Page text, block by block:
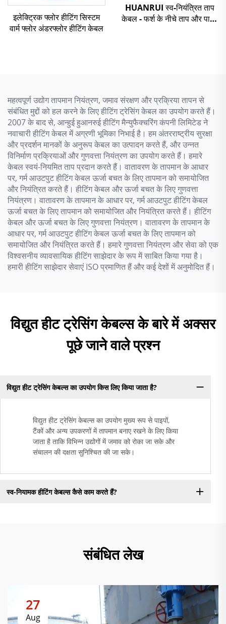
इलेक्ट्रिक फ्लोर हीटिंग सिस्टम
वार्म फ्लोर अंडरफ्लोर हीटिंग केबल
HUANRUI स्व-नियंत्रित ताप
केबल - फर्श के नीचे ताप और पाइप
महत्वपूर्ण उद्योग तापमान नियंत्रण, जमाव संरक्षण और प्रक्रिया तापन से
संबंधित मुद्दों को हल करने के लिए हीटिंग ट्रेसिंग केबल का उपयोग करते हैं।
2007 के बाद से, आन्हुई हुआनरुई हीटिंग मैन्युफैक्चरिंग कंपनी लिमिटेड ने
नवाचारी हीटिंग केबल में अग्रणी भूमिका निभाई है। हम अंतरराष्ट्रीय सुरक्षा
और प्रदर्शन मानकों के अनुरूप केबल का उत्पादन करते हैं, और उन्नत
विनिर्माण प्रक्रियाओं और गुणवत्ता नियंत्रण का उपयोग करते हैं। हमारे
केबल स्वयं-नियमित ताप प्रदान करते हैं। वातावरण के तापमान के आधार
पर, गर्म आउटपुट हीटिंग केबल ऊर्जा बचत के लिए तापमान को समायोजित
और नियंत्रित करते हैं। हीटिंग केबल और ऊर्जा बचत के लिए गुणवत्ता
नियंत्रण। वातावरण के तापमान के आधार पर, गर्म आउटपुट हीटिंग केबल
ऊर्जा बचत के लिए तापमान को समायोजित और नियंत्रित करते हैं। हीटिंग
केबल और ऊर्जा बचत के लिए गुणवत्ता नियंत्रण। वातावरण के तापमान के
आधार पर, गर्म आउटपुट हीटिंग केबल ऊर्जा बचत के लिए तापमान को
समायोजित और नियंत्रित करते हैं। हमारे गुणवत्ता नियंत्रण और सेवा को एक
विश्वसनीय व्यावसायिक हीटिंग साझेदार के रूप में साबित किया गया है।
हमारी हीटिंग साझेदार सेवाएं ISO प्रमाणित हैं और कई देशों में अनुमोदित हैं।
विद्युत हीट ट्रेसिंग केबल्स के बारे में अक्सर
पूछे जाने वाले प्रश्न
विद्युत हीट ट्रेसिंग केबल्स का उपयोग किस लिए किया जाता है?
विद्युत हीट ट्रेसिंग केबल्स का उपयोग मुख्य रूप से पाइपों,
टैंकों और अन्य उपकरणों में तापमान बनाए रखने के लिए किया
जाता है ताकि विभिन्न उद्योगों में जमाव को रोका जा सके और
संचालन की दक्षता सुनिश्चित की जा सके।
स्व-नियामक हीटिंग केबल्स कैसे काम करते हैं?
संबंधित लेख
27
Aug